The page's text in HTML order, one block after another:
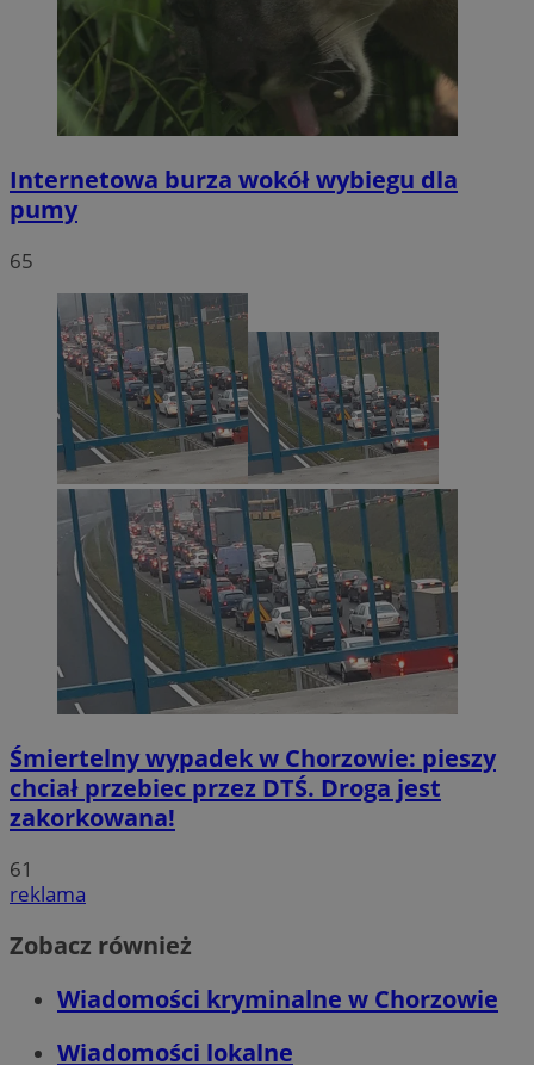
Internetowa burza wokół wybiegu dla
pumy
65
Śmiertelny wypadek w Chorzowie: pieszy
chciał przebiec przez DTŚ. Droga jest
zakorkowana!
61
reklama
Zobacz również
Wiadomości kryminalne w Chorzowie
Wiadomości lokalne